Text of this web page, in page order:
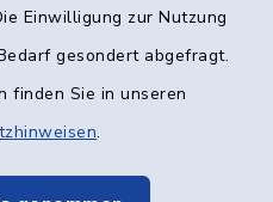
Einwilligung zur Nutzung
gesondert abgefragt.
finden Sie in unseren
.